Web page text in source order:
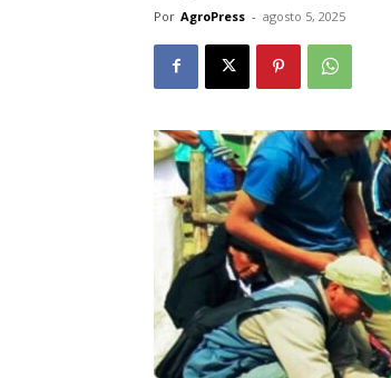
Por AgroPress - agosto 5, 2025